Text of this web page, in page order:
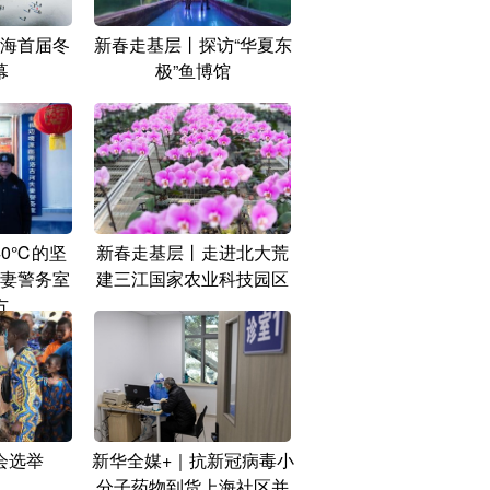
首届冬
新春走基层丨探访“华夏东
极”鱼博馆
的坚
警务室
新春走基层丨走进北大荒
建三江国家农业科技园区
选举
新华全媒+｜抗新冠病毒小